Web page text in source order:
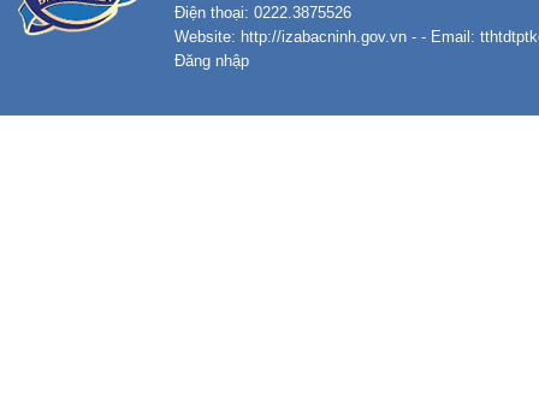
Điện thoại: 0222.3875526
Website: http://izabacninh.gov.vn - - Email:
Đăng nhập